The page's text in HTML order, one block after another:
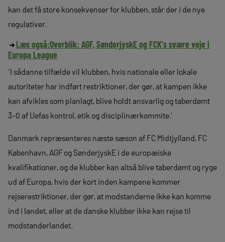
kan det få store konsekvenser for klubben, står der i de nye
regulativer.
Læs også:Overblik: AGF, SønderjyskE og FCK’s svære veje i
Europa League
‘I sådanne tilfælde vil klubben, hvis nationale eller lokale
autoriteter har indført restriktioner, der gør, at kampen ikke
kan afvikles som planlagt, blive holdt ansvarlig og taberdømt
3-0 af Uefas kontrol, etik og disciplinærkommite.’
Danmark repræsenteres næste sæson af FC Midtjylland, FC
København, AGF og SønderjyskE i de europæiske
kvalifikationer, og de klubber kan altså blive taberdømt og ryge
ud af Europa, hvis der kort inden kampene kommer
rejserestriktioner, der gør, at modstanderne ikke kan komme
ind i landet, eller at de danske klubber ikke kan rejse til
modstanderlandet.